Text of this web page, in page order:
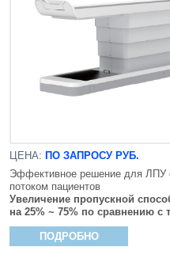
ЦЕНА: ПО ЗАПРОСУ РУБ.
Эффективное решение для ЛПУ
потоком пациентов
Увеличение пропускной
на 25% ~ 75% по сравнению с
ПОДРОБНО